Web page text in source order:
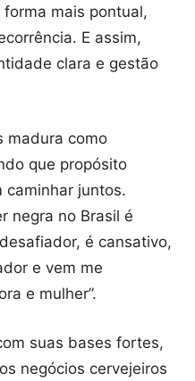
mais pontual,
E assim,
clara e gestão
madura como
que propósito
caminhar juntos.
negra no Brasil é
é cansativo,
e vem me
e mulher”.
suas bases fortes,
negócios cervejeiros